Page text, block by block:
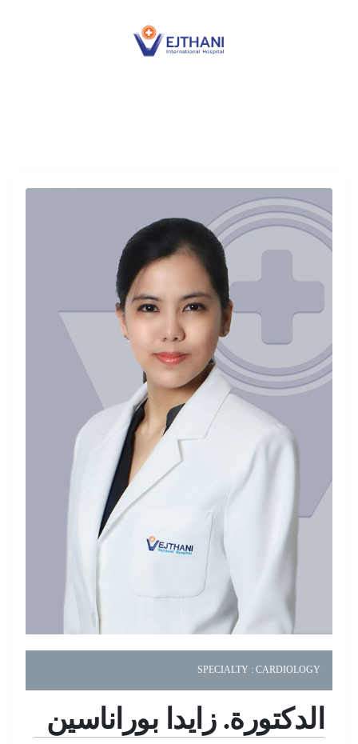
SPECIALTY : CARDIOLOGY
الدكتورة. زايدا بوراناسين